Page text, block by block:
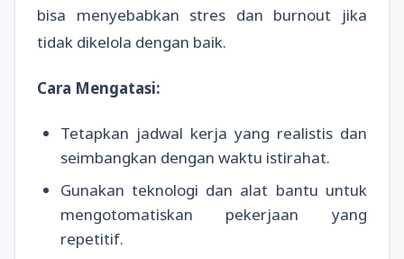
bisa menyebabkan stres dan burnout jika
tidak dikelola dengan baik.
Cara Mengatasi:
Tetapkan jadwal kerja yang realistis dan
seimbangkan dengan waktu istirahat.
Gunakan teknologi dan alat bantu untuk
mengotomatiskan pekerjaan yang
repetitif.